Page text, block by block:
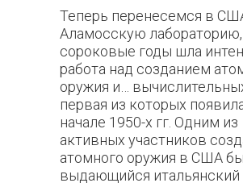
Теперь перенесемся в
Аламосскую лабораторию,
сороковые годы шла
работа над созданием
оружия и…
первая из которых
начале 1950-х гг. Одним из
активных участников
атомного оружия в США
выдающийся итальянский